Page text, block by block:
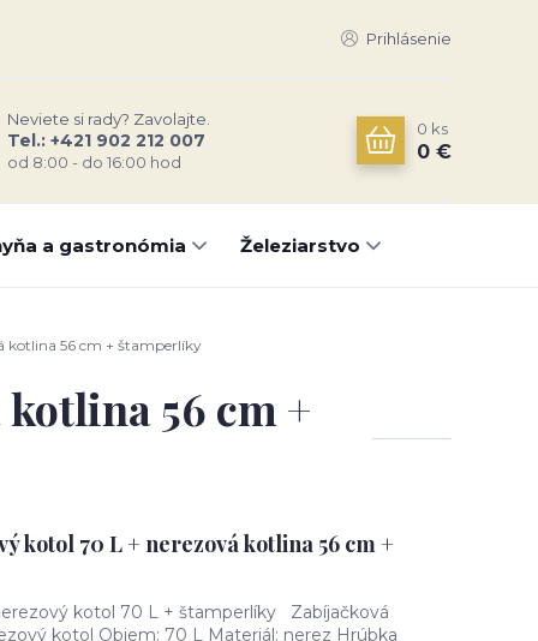
Prihlásenie
Neviete si rady? Zavolajte.
Tel.: +421 902 212 007
od 8:00 - do 16:00 hod
0 ks
0 €
a gastronómia Železiarstvo
kotlina 56 cm + štamperlíky
56 cm +
kotol 70 L + nerezová kotlina 56 cm +
kotol 70 L + štamperlíky Zabíjačková
kotol Objem: 70 L Materiál: nerez Hrúbka